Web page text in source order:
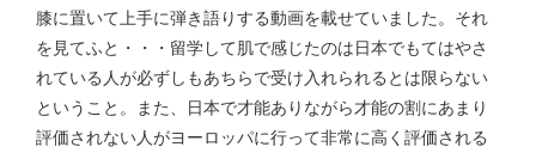
膝に置いて上手に弾き語りする動画を載せていました。それ
を見てふと・・・留学して肌で感じたのは日本でもてはやさ
れている人が必ずしもあちらで受け入れられるとは限らない
ということ。また、日本で才能ありながら才能の割にあまり
評価されない人がヨーロッパに行って非常に高く評価される